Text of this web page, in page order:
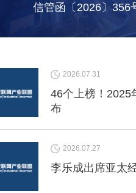
信管函〔2026〕356
信息
2026.07.31
46个上榜！2025
布
2026.07.27
李乐成出席亚太